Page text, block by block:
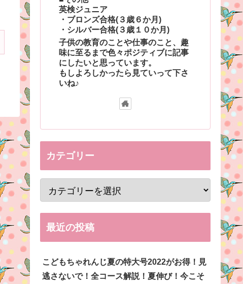
英検ジュニア
・ブロンズ合格(３歳６か月)
・シルバー合格(３歳１０か月)
子供の教育のことや仕事のこと、趣
味に至るまで色々ポジティブに記事
にしたいと思っています。
もしよろしかったら見ていって下さ
いね♪
カテゴリー
最近の投稿
こどもちゃれんじ夏の特大号2022がお得！見
逃さないで！全コース解説！夏伸び！今こそ